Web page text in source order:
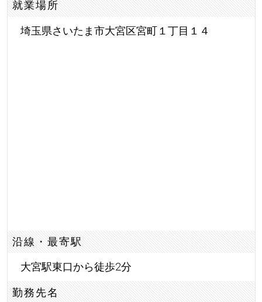
就業場所
埼玉県さいたま市大宮区宮町１丁目１４
沿線・最寄駅
大宮駅東口から徒歩2分
勤務先名